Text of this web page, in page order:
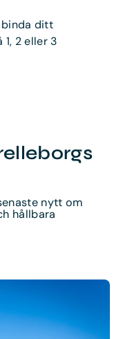
ditt
1, 2 eller 3
nytt om
hållbara